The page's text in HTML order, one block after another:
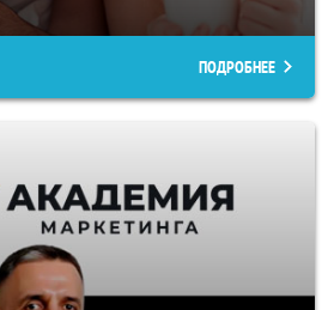
ПОДРОБНЕЕ